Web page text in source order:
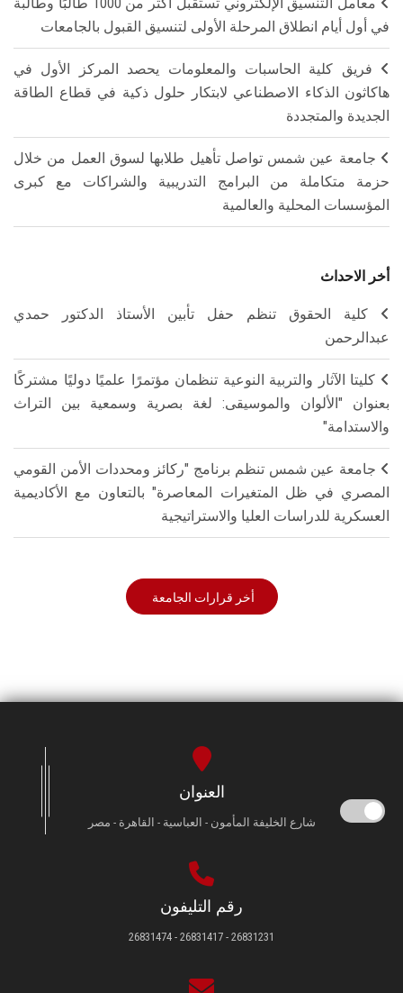
معامل التنسيق الإلكتروني تستقبل أكثر من 1000 طالبًا وطالبة
في أول أيام انطلاق المرحلة الأولى لتنسيق القبول بالجامعات
فريق كلية الحاسبات والمعلومات يحصد المركز الأول في
هاكاثون الذكاء الاصطناعي لابتكار حلول ذكية في قطاع الطاقة
الجديدة والمتجددة
جامعة عين شمس تواصل تأهيل طلابها لسوق العمل من خلال
حزمة متكاملة من البرامج التدريبية والشراكات مع كبرى
المؤسسات المحلية والعالمية
أخر الاحداث
كلية الحقوق تنظم حفل تأبين الأستاذ الدكتور حمدي
عبدالرحمن
كليتا الآثار والتربية النوعية تنظمان مؤتمرًا علميًا دوليًا مشتركًا
بعنوان "الألوان والموسيقى: لغة بصرية وسمعية بين التراث
والاستدامة"
جامعة عين شمس تنظم برنامج "ركائز ومحددات الأمن القومي
المصري في ظل المتغيرات المعاصرة" بالتعاون مع الأكاديمية
العسكرية للدراسات العليا والاستراتيجية
أخر قرارات الجامعة
العنوان
شارع الخليفة المأمون - العباسية - القاهرة - مصر
رقم التليفون
26831231 - 26831417 - 26831474